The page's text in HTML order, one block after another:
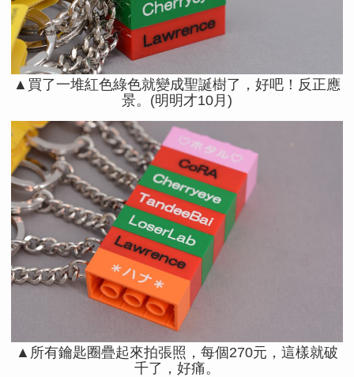
▲買了一堆紅色綠色就變成聖誕樹了，好吧！反正應
景。(明明才10月)
▲所有鑰匙圈疊起來拍張照，每個270元，這樣就破
千了，好痛。